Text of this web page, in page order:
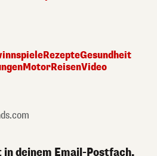
RezepteGesundheit
MotorReisenVideo
deinem Email-Postfach.